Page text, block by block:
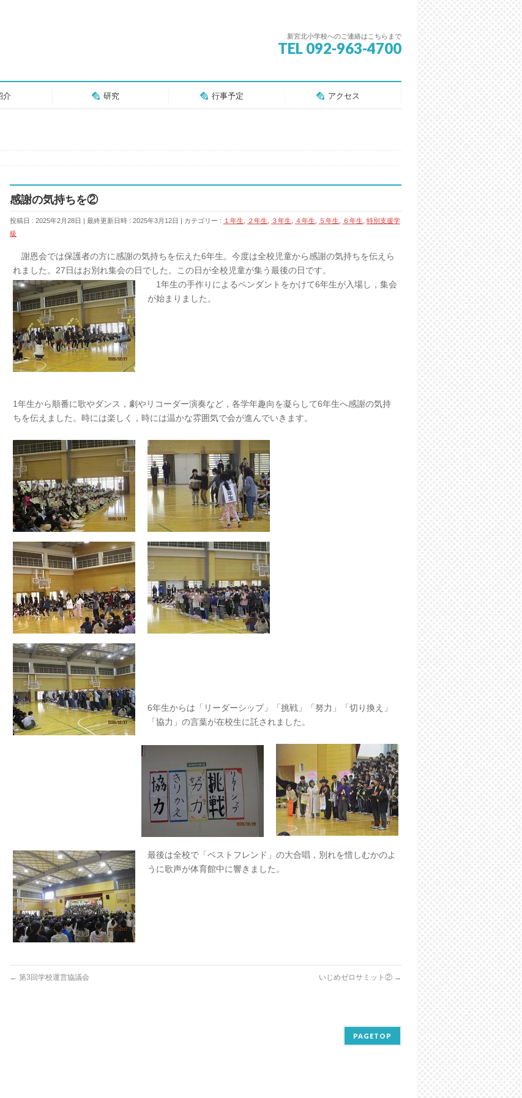
新宮北小学校へのご連絡はこちらまで
TEL 092-963-4700
介 研究 行事予定 アクセス
感謝の気持ちを②
投稿日 : 2025年2月28日 最終更新日時 : 2025年3月12日 カテゴリー : １年生 ２年生 ３年生 ４年生 ５年生 ６年生 特別支援学
級
謝恩会では保護者の方に感謝の気持ちを伝えた6年生。今度は全校児童から感謝の気持ちを伝えら
れました。27日はお別れ集会の日でした。この日が全校児童が集う最後の日です。
1年生の手作りによるペンダントをかけて6年生が入場し，集会
が始まりました。
1年生から順番に歌やダンス，劇やリコーダー演奏など，各学年趣向を凝らして6年生へ感謝の気持
ちを伝えました。時には楽しく，時には温かな雰囲気で会が進んでいきます。
6年生からは「リーダーシップ」「挑戦」「努力」「切り換え」
「協力」の言葉が在校生に託されました。
最後は全校で「ベストフレンド」の大合唱，別れを惜しむかのよ
うに歌声が体育館中に響きました。
← 第3回学校運営協議会 いじめゼロサミット② →
PAGETOP